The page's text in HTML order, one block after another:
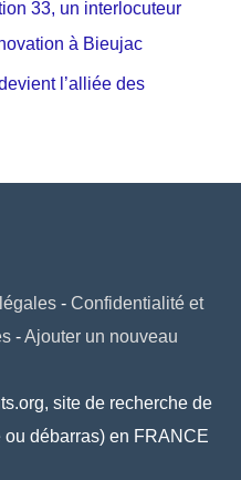
33, un interlocuteur
à Bieujac
l’alliée des
- Confidentialité et
-Ajouter un nouveau
site de recherche de
débarras) en FRANCE